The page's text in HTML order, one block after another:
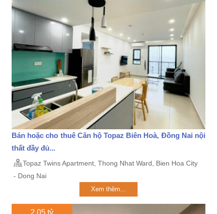
Bán hoặc cho thuê Căn hộ Topaz Biên Hoà, Đồng Nai nội
thất đầy đủ...
Topaz Twins Apartment, Thong Nhat Ward, Bien Hoa City
- Dong Nai
Xem thêm...
2,05 tỷ